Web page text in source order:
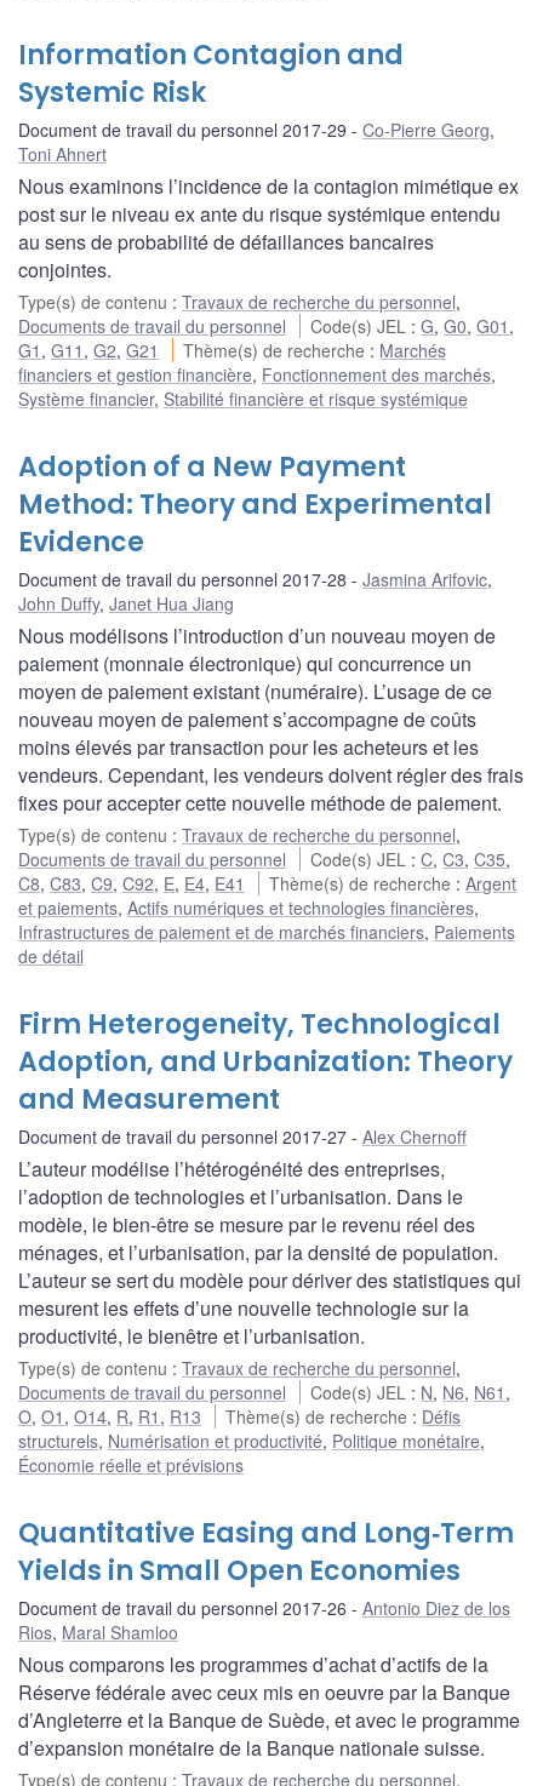
Information Contagion and
Systemic Risk
Document de travail du personnel 2017-29 Co-Pierre Georg,
Toni Ahnert
Nous examinons l’incidence de la contagion mimétique ex
post sur le niveau ex ante du risque systémique entendu
au sens de probabilité de défaillances bancaires
conjointes.
Type(s) de contenu : Travaux de recherche du personnel,
Documents de travail du personnel
Code(s) JEL :G,G0,G01 ,
G1 , G11 , G2, G21 Thème(s) de recherche : Marchés
financiers et gestion financière, Fonctionnement des marchés,
Système financier, Stabilité financière et risque systémique
Adoption of a New Payment
Method: Theory and Experimental
Evidence
Document de travail du personnel 2017-28 Jasmina Arifovic,
John Duffy, Janet Hua Jiang
Nous modélisons l’introduction d’un nouveau moyen de
paiement (monnaie électronique) qui concurrence un
moyen de paiement existant (numéraire). L’usage de ce
nouveau moyen de paiement s’accompagne de coûts
moins élevés par transaction pour les acheteurs et les
vendeurs. Cependant, les vendeurs doivent régler des frais
fixes pour accepter cette nouvelle méthode de paiement.
Type(s) de contenu : Travaux de recherche du personnel,
Documents de travail du personnel
Code(s) JEL :C,C3,C35,
C8, C83, C9, C92, E, E4, E41 Thème(s) de recherche :Argent
et paiements, Actifs numériques et technologies financières,
Infrastructures de paiement et de marchés financiers, Paiements
de détail
Firm Heterogeneity, Technological
Adoption, and Urbanization: Theory
and Measurement
Document de travail du personnel 2017-27 Alex Chernoff
L’auteur modélise l’hétérogénéité des entreprises,
l’adoption de technologies et l’urbanisation. Dans le
modèle, le bien-être se mesure par le revenu réel des
ménages, et l’urbanisation, par la densité de population.
L’auteur se sert du modèle pour dériver des statistiques qui
mesurent les effets d’une nouvelle technologie sur la
productivité, le bienêtre et l’urbanisation.
Type(s) de contenu : Travaux de recherche du personnel,
Documents de travail du personnel
Code(s) JEL : N, N6, N61 ,
O, O1 , O14, R, R1 , R13 Thème(s) de recherche : Défis
structurels, Numérisation et productivité, Politique monétaire,
Économie réelle et prévisions
Quantitative Easing and Long‐Term
Yields in Small Open Economies
Document de travail du personnel 2017-26
Antonio Diez de los
Rios, Maral Shamloo
Nous comparons les programmes d’achat d’actifs de la
Réserve fédérale avec ceux mis en oeuvre par la Banque
d’Angleterre et la Banque de Suède, et avec le programme
d’expansion monétaire de la Banque nationale suisse.
Type(s) de contenu : Travaux de recherche du personnel,